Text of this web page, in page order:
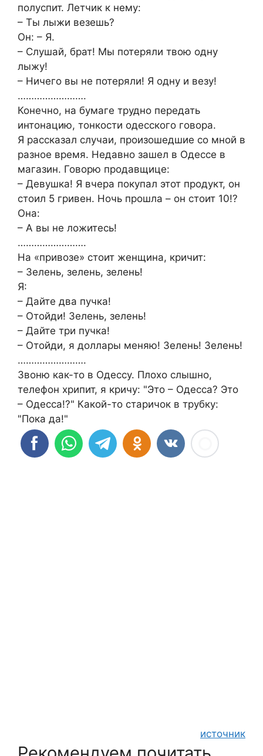
полуспит. Летчик к нему:
– Ты лыжи везешь?
Он: – Я.
– Слушай, брат! Мы потеряли твою одну
лыжу!
– Ничего вы не потеряли! Я одну и везу!
…………………….
Конечно, на бумаге трудно передать
интонацию, тонкости одесского говора.
Я рассказал случаи, произошедшие со мной в
разное время. Недавно зашел в Одессе в
магазин. Говорю продавщице:
– Девушка! Я вчера покупал этот продукт, он
стоил 5 гривен. Ночь прошла – он стоит 10!?
Она:
– А вы не ложитесь!
…………………….
На «привозе» стоит женщина, кричит:
– Зелень, зелень, зелень!
Я:
– Дайте два пучка!
– Отойди! Зелень, зелень!
– Дайте три пучка!
– Отойди, я доллары меняю! Зелень! Зелень!
…………………….
Звоню как-то в Одессу. Плохо слышно,
телефон хрипит, я кричу: "Это – Одесса? Это
– Одесса!?" Какой-то старичок в трубку:
"Пока да!"
источник